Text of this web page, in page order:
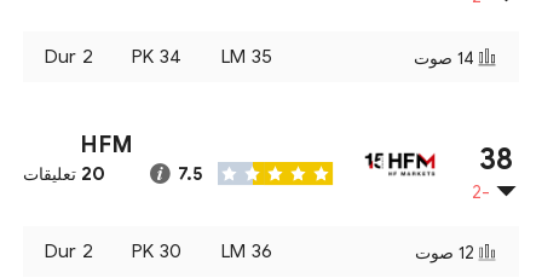
14 صوت 35
LM
34
PK
2
Dur
38
-2
HFM
7.5
20 تعليقات
12 صوت 36
LM
30
PK
2
Dur